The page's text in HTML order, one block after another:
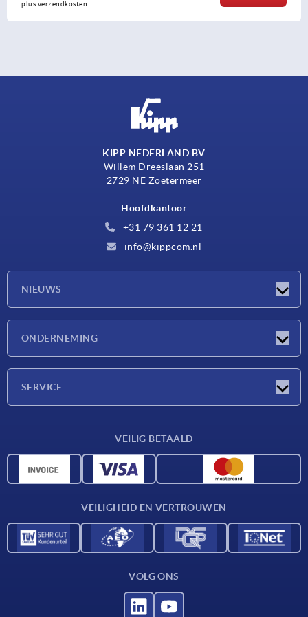
plus verzendkosten
KIPP NEDERLAND BV
Willem Dreeslaan 251
2729 NE Zoetermeer
Hoofdkantoor
+31 79 361 12 21
info@kippcom.nl
NIEUWS
ONDERNEMING
SERVICE
CAD-gegevens
VEILIG BETAALD
VEILIGHEID EN VERTROUWEN
VOLG ONS